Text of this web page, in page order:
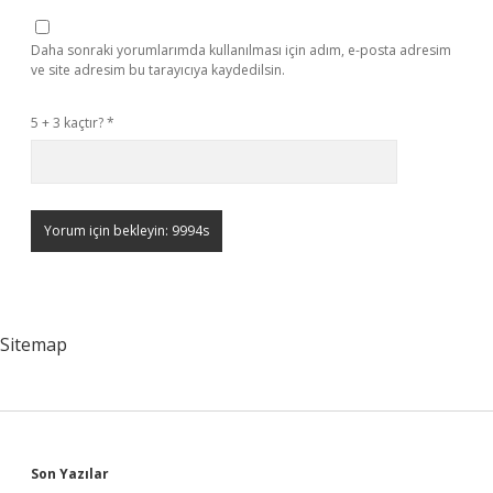
Daha sonraki yorumlarımda kullanılması için adım, e-posta adresim
ve site adresim bu tarayıcıya kaydedilsin.
5 + 3 kaçtır?*
Sitemap
Son Yazılar